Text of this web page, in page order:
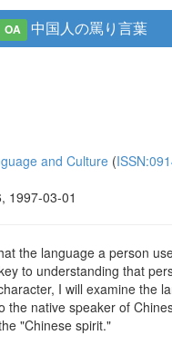
OA 中国人の罵り言葉
and Culture (
1997-03-01
the language a person
to understanding that
I will examine the
the native speaker of
"Chinese spirit."